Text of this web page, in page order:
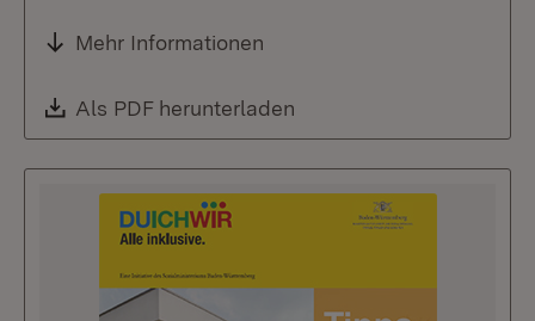
Mehr Informationen
Download:
Als PDF herunterladen